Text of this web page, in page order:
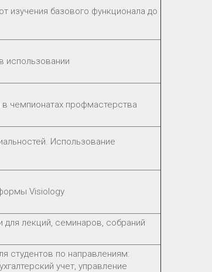
изучения базового функционала до
использовании
чемпионатах профмастерства
Использование
Visiology
лекций, семинаров, собраний
студентов по направлениям:
учет, управление